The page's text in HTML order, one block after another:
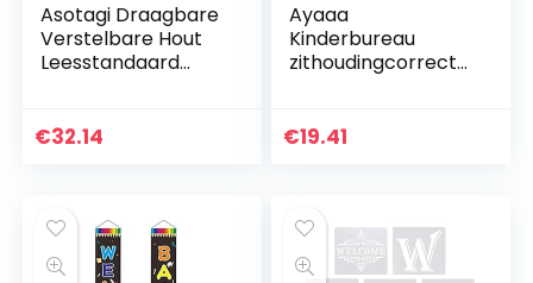
Asotagi Draagbare
Verstelbare Hout
Leesstandaard
Bamboe Leesrek
€32.14
Ayaaa
Kinderbureau
zithoudingcorrecto
r voor kinderen,
voor…
€19.41